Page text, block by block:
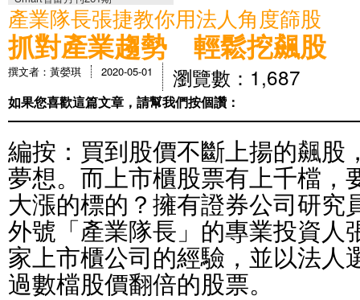
產業隊長張捷教你用法人角度篩股
抓對產業趨勢 輕鬆挖飆股
撰文者：黃嫈琪 2020-05-01 瀏覽數：1,687
如果您喜歡這篇文章，請幫我們按個讚：
編按：買到股價不斷上揚的飆股
夢想。而上市櫃股票有上千檔，
大漲的標的？擁有證券公司研究
外號「產業隊長」的專業投資人
家上市櫃公司的經驗，並以法人
過數檔股價翻倍的股票。